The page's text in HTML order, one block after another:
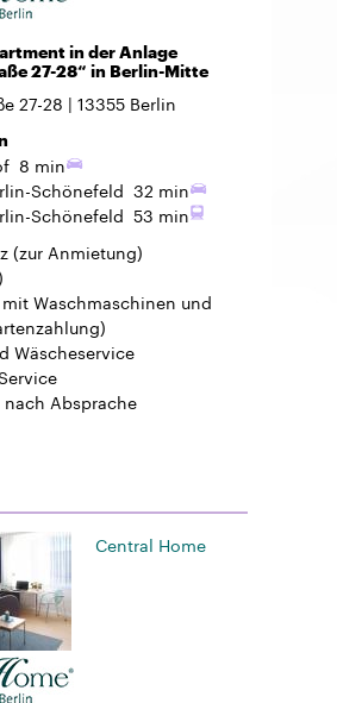
in der Anlage
27-28“ in Berlin-Mitte
27-28 13355 Berlin
8 min
Schönefeld 32 min
Schönefeld 53 min
(zur Anmietung)
Waschmaschinen und
Wäscheservice
nach Absprache
Central Home